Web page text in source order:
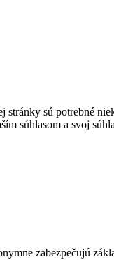
sú potrebné
súhlasom a svoj
zabezpečujú